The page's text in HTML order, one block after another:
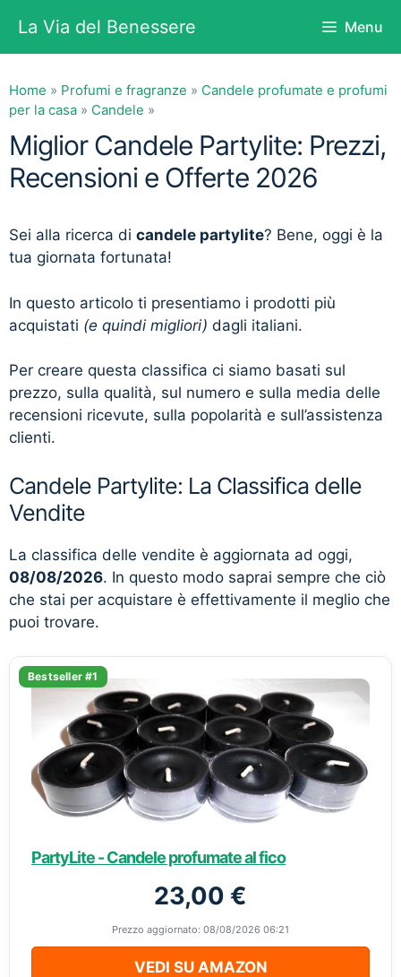
contenuto
La Via del Benessere Menu
Home » Profumi e fragranze » Candele profumate e profumi
per la casa » Candele »
Miglior Candele Partylite: Prezzi,
Recensioni e Offerte 2026
Sei alla ricerca di candele partylite? Bene, oggi è la
tua giornata fortunata!
In questo articolo ti presentiamo i prodotti più
acquistati (e quindi migliori) dagli italiani.
Per creare questa classifica ci siamo basati sul
prezzo, sulla qualità, sul numero e sulla media delle
recensioni ricevute, sulla popolarità e sull’assistenza
clienti.
Candele Partylite: La Classifica delle
Vendite
La classifica delle vendite è aggiornata ad oggi,
08/08/2026. In questo modo saprai sempre che ciò
che stai per acquistare è effettivamente il meglio che
puoi trovare.
Bestseller #1
PartyLite - Candele profumate al fico
23,00 €
Prezzo aggiornato: 08/08/2026 06:21
VEDI SU AMAZON